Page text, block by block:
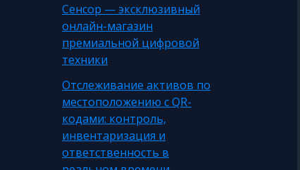
Сенсор — эксклюзивный
онлайн-магазин
премиальной цифровой
техники
Отслеживание активов по
местоположению с QR-
кодами: контроль,
инвентаризация и
ответственность в